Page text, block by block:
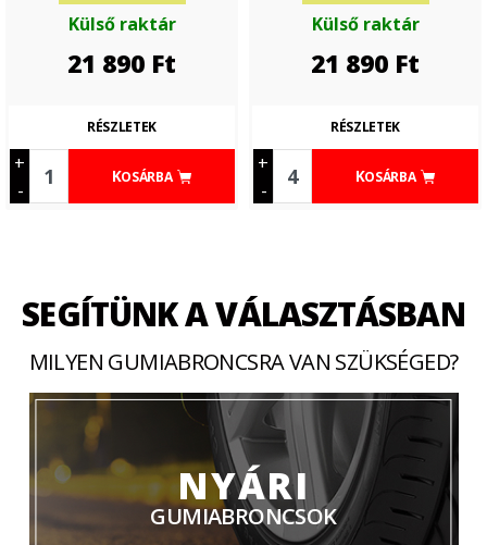
Külső raktár
21 890 Ft
+
-
KOSÁRBA
RÉSZLETEK
Külső raktár
21 890 Ft
+
-
KOSÁRBA
RÉSZLETEK
SEGÍTÜNK A VÁLASZTÁSBAN
MILYEN GUMIABRONCSRA VAN SZÜKSÉGED?
NYÁRI
GUMIABRONCSOK